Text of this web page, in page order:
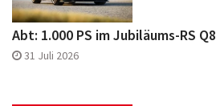
Abt: 1.000 PS im Jubiläums-RS Q8
31 Juli 2026